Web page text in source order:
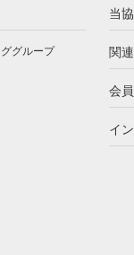
グループ
当
関
会
イ